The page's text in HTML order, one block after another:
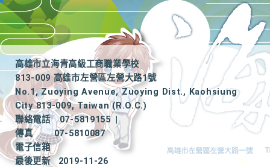
高雄市立海青高級工商職業學校
813-009 高雄市左營區左營大路1號
No.1, Zuoying Avenue, Zuoying Dist., Kaohsiung
City 813-009, Taiwan (R.O.C.)
聯絡電話
07-5819155
|
傳真
07-5810087
電子信箱
最後更新
2019-11-26